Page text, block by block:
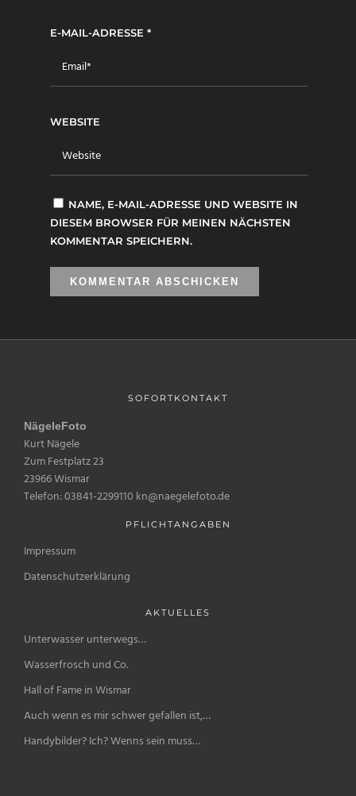
E-MAIL-ADRESSE *
WEBSITE
NAME, E-MAIL-ADRESSE UND WEBSITE IN
DIESEM BROWSER FÜR MEINEN NÄCHSTEN
KOMMENTAR SPEICHERN.
SOFORTKONTAKT
NägeleFoto
Kurt Nägele
Zum Festplatz 23
23966 Wismar
Telefon: 03841-2299110 kn@naegelefoto.de
PFLICHTANGABEN
Impressum
Datenschutzerklärung
AKTUELLES
Unterwasser unterwegs…
Wasserfrosch und Co.
Hall of Fame in Wismar
Auch wenn es mir schwer gefallen ist,…
Handybilder? Ich? Wenns sein muss…